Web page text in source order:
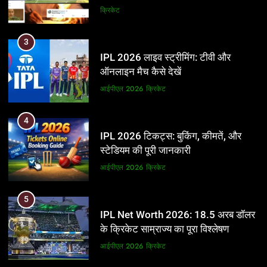
और BCCI पर लगाए गंभीर आरोप
क्रिकेट
3
IPL 2026 लाइव स्ट्रीमिंग: टीवी और
ऑनलाइन मैच कैसे देखें
आईपीएल 2026 क्रिकेट
4
IPL 2026 टिकट्स: बुकिंग, कीमतें, और
स्टेडियम की पूरी जानकारी
आईपीएल 2026 क्रिकेट
5
IPL Net Worth 2026: 18.5 अरब डॉलर
के क्रिकेट साम्राज्य का पूरा विश्लेषण
आईपीएल 2026 क्रिकेट